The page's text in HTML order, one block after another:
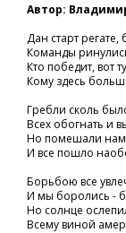
Автор:
Дан старт регате,
Команды
Кто победит, вот
Кому здесь
Гребли сколь
Всех обогнать и
Но помешали
И все пошло
Борьбою все
И мы боролись -
Но солнце
Всему виной